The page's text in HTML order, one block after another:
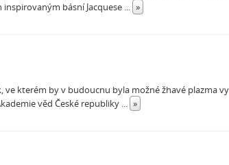
básní Jacquese ... »
kterém by v budoucnu byla možné žhavé plazma
věd České republiky ... »